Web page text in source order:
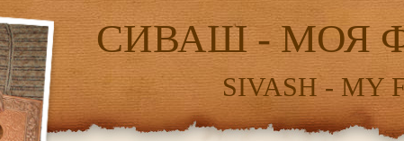
СИВАШ - МОЯ
SIVASH - MY